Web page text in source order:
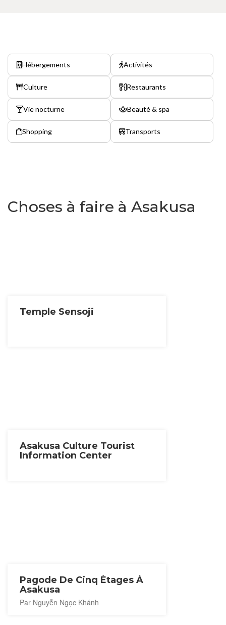
Hébergements Activités
Culture Restaurants
Vie nocturne Beauté & spa
Shopping Transports
Choses à faire à Asakusa
Temple Sensoji
Asakusa Culture Tourist
Information Center
Pagode De Cinq Étages À
Asakusa
Par Nguyễn Ngọc Khánh